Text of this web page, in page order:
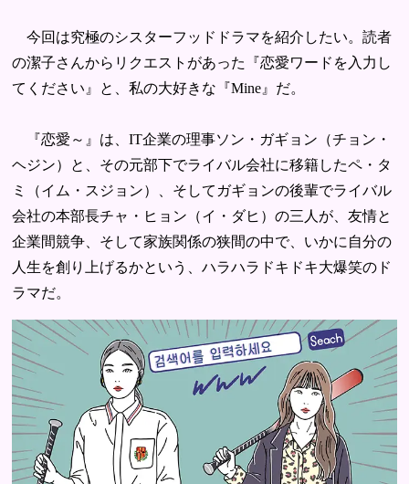
今回は究極のシスターフッドドラマを紹介したい。読者
の潔子さんからリクエストがあった『恋愛ワードを入力し
てください』と、私の大好きな『Mine』だ。
『恋愛～』は、IT企業の理事ソン・ガギョン（チョン・
ヘジン）と、その元部下でライバル会社に移籍したペ・タ
ミ（イム・スジョン）、そしてガギョンの後輩でライバル
会社の本部長チャ・ヒョン（イ・ダヒ）の三人が、友情と
企業間競争、そして家族関係の狭間の中で、いかに自分の
人生を創り上げるかという、ハラハラドキドキ大爆笑のド
ラマだ。